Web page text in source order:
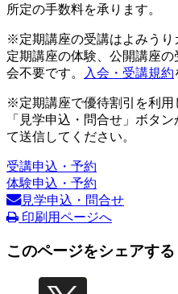
所定の手数料を承ります。
※定期講座の受講はよみうり
定期講座の体験、公開講座
会不要です。
入会・受講規約
※定期講座で優待割引を利用
「見学申込・問合せ」ボタ
て送信してください。
受講申込・予約
体験申込・予約
見学申込・問合せ
印刷用ページへ
このページをシェアする